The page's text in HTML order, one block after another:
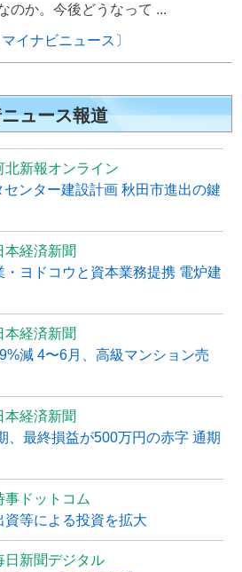
のか。今後どうなって ...
イナビニュース〕
ュース報道
北新報オンライン
ンター建設計画 秋田市進出の鍵
本経済新聞
ヨドコウと資本業務提携 電炉建
本経済新聞
減 4〜6月、高級マンション売
本経済新聞
、最終損益が500万円の赤字 通期
事ドットコム
等による投資を拡大
日新聞デジタル